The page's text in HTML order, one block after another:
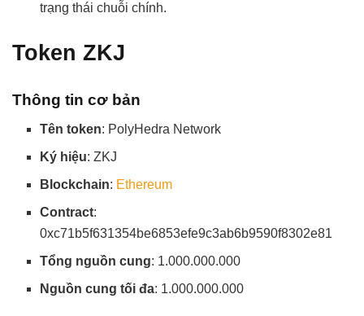
trạng thái chuỗi chính.
Token ZKJ
Thông tin cơ bản
Tên token: PolyHedra Network
Ký hiệu: ZKJ
Blockchain: Ethereum
Contract:
0xc71b5f631354be6853efe9c3ab6b9590f8302e81
Tổng nguồn cung: 1.000.000.000
Nguồn cung tối đa: 1.000.000.000